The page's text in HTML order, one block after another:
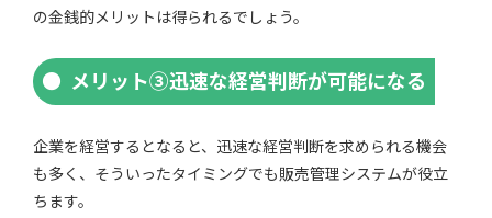
の金銭的メリットは得られるでしょう。
メリット③迅速な経営判断が可能になる
企業を経営するとなると、迅速な経営判断を求められる機会
も多く、そういったタイミングでも販売管理システムが役立
ちます。